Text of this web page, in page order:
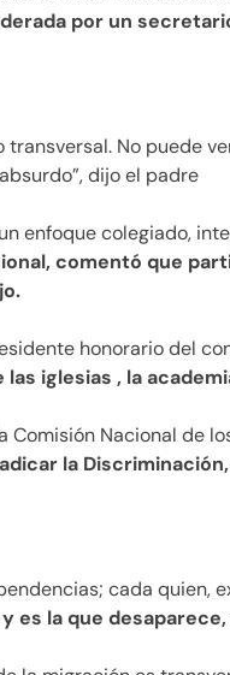
por un
No puede
dijo el padre
enfoque colegiado,
comentó que
honorario del
iglesias , la
Comisión Nacional de
la
cada quien,
es la que